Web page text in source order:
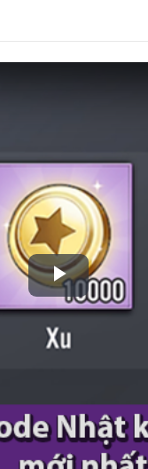
Play
Video